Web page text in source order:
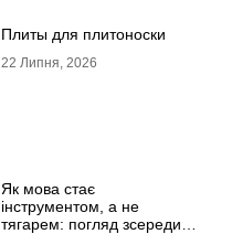
Плиты для плитоноски
22 Липня, 2026
Як мова стає
інструментом, а не
тягарем: погляд зсередини